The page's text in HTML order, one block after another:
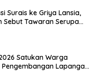
Surais ke Griya Lansia,
Sebut Tawaran Serupa
Satukan Warga
Pengembangan Lapangan